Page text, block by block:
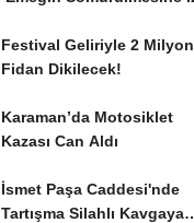
Festival Geliriyle 2 Milyon
Fidan Dikilecek!
Karaman’da Motosiklet
Kazası Can Aldı
İsmet Paşa Caddesi'nde
Tartışma Silahlı Kavgaya